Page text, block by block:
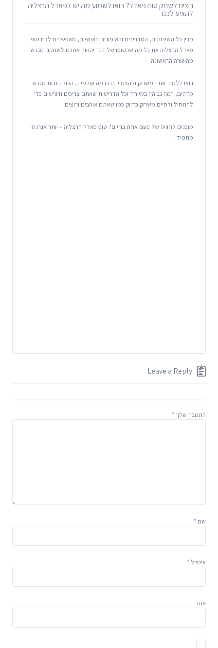
רוצים לשחק טום פאדל? בואו לשמוע מה יש לפאדל הרצליה
להציע לכם
מבין כל השירותים, המדריכים והאימונים האישיים, מאפשרים לכם טופ
פאדל הרצליה את כל מה שבסופו של דבר יהפוך אתכם לשחקני מגרש
מהשורה הראשונה.
בואו ללמוד את המשחק ולהצטיין בו ברמה עולמית, הכול בזכות מגרש
מדהים, רמה גבוהה במיוחד וכל הדרישות שאתם צריכים ודורשים כדי
להתחיל ולסיים משחק בדיוק כמו שאתם אוהבים ורוצים.
מוכנים לחוויה של פעם אחת בחיים? טופ פאדל הרצליה – יותר אנרגטי
מתמיד.
Leave a Reply
התגובה שלך *
שם *
אימייל *
אתר